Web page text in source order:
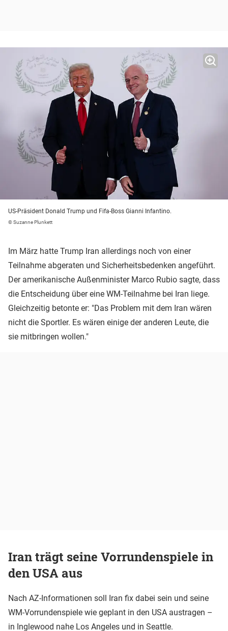
US-Präsident Donald Trump und Fifa-Boss Gianni Infantino.
© Suzanne Plunkett
Im März hatte Trump Iran allerdings noch von einer
Teilnahme abgeraten und Sicherheitsbedenken angeführt.
Der amerikanische Außenminister Marco Rubio sagte, dass
die Entscheidung über eine WM-Teilnahme bei Iran liege.
Gleichzeitig betonte er: "Das Problem mit dem Iran wären
nicht die Sportler. Es wären einige der anderen Leute, die
sie mitbringen wollen."
Iran trägt seine Vorrundenspiele in
den USA aus
Nach AZ-Informationen soll Iran fix dabei sein und seine
WM-Vorrundenspiele wie geplant in den USA austragen –
in Inglewood nahe Los Angeles und in Seattle.